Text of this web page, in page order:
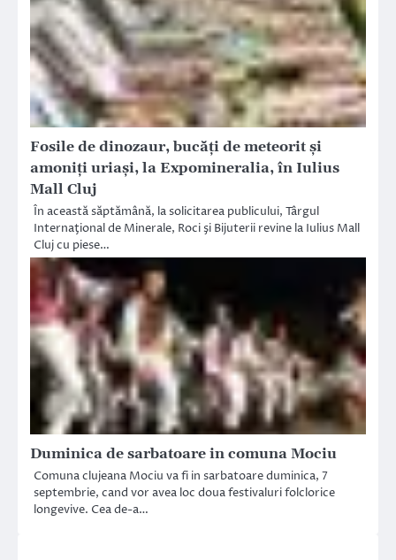
Fosile de dinozaur, bucăți de meteorit și
amoniți uriași, la Expomineralia, în Iulius
Mall Cluj
În această săptămână, la solicitarea publicului, Târgul
Internaţional de Minerale, Roci şi Bijuterii revine la Iulius Mall
Cluj cu piese…
Duminica de sarbatoare in comuna Mociu
Comuna clujeana Mociu va fi in sarbatoare duminica, 7
septembrie, cand vor avea loc doua festivaluri folclorice
longevive. Cea de-a…